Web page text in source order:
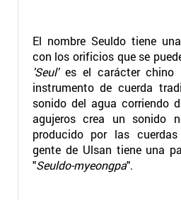
El nombre Seuldo tiene
con los orificios que se
'Seul' es el carácter chino
instrumento de cuerda
sonido del agua corriendo
agujeros crea un sonido
producido por las
gente de Ulsan tiene una
"Seuldo-myeongpa".